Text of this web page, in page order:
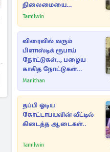
நிலைமையை
கட்டுப்படுத்த பொலிஸார்
Tamilwin
விரைவில் வரும்
பிளாஸ்டிக் ரூபாய்
நோட்டுகள்.., பழைய
காகித நோட்டுகள்
செல்லுமா?
Manithan
தப்பி ஓடிய
கோட்டாபயவின் வீட்டில்
கிடைத்த ஆடைகள்..
Tamilwin